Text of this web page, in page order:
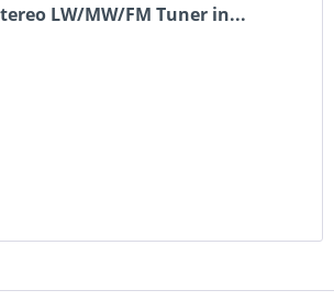
LW/MW/FM Tuner in...